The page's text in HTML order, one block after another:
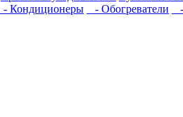
- Кондиционеры - Обогреватели -